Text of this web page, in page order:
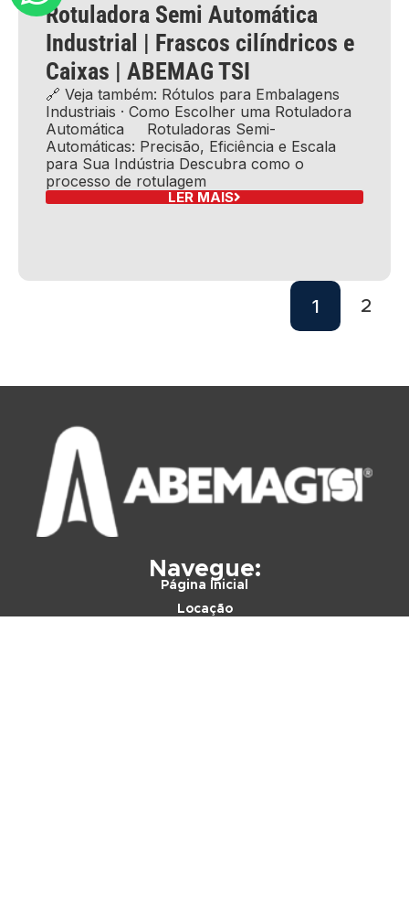
Rotuladora Semi Automática
Industrial | Frascos cilíndricos e
Caixas | ABEMAG TSI
🔗 Veja também: Rótulos para Embalagens
Industriais · Como Escolher uma Rotuladora
Automática Rotuladoras Semi-
Automáticas: Precisão, Eficiência e Escala
para Sua Indústria Descubra como o
processo de rotulagem
LER MAIS
1 2
Navegue:
Página Inicial
Locação